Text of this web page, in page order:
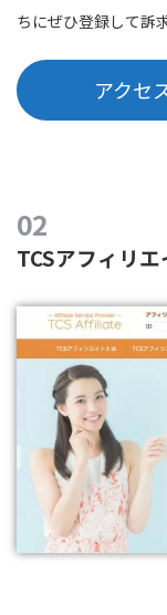
ちにぜひ登録して訴
アクセ
TCSアフィリエ